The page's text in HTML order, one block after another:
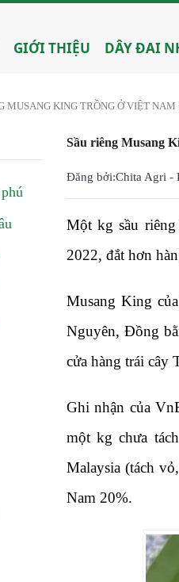
GIỚI THIỆU DÂY ĐAI
MUSANG KING TRỒNG Ở VIỆT
Sầu riêng Musang
Đăng bởi:Chita Agri -
Một kg sầu
2022, đắt hơn
Musang King
Nguyên, Đồng
cửa hàng trái cây
Ghi nhận của
một kg chưa
Malaysia (tách
Nam 20%.